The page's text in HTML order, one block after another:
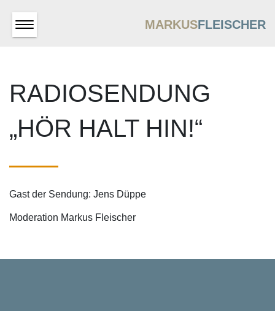
MARKUSFLEISCHER
RADIOSENDUNG
„HÖR HALT HIN!“
Gast der Sendung: Jens Düppe
Moderation Markus Fleischer